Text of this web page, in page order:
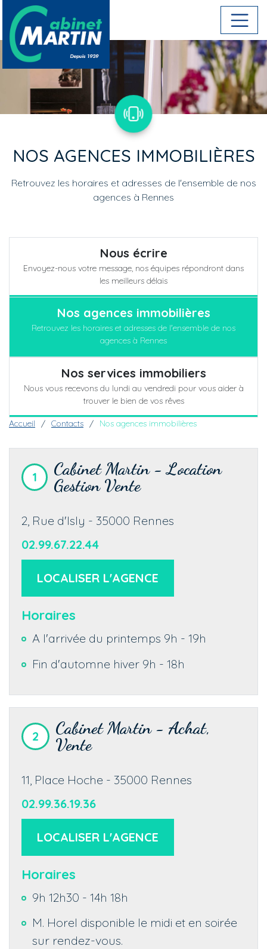
Aller au contenu principal
NOS AGENCES IMMOBILIÈRES
Retrouvez les horaires et adresses de l'ensemble de nos
agences à Rennes
Menu : contactsNous écrire
Envoyez-nous votre message, nos équipes répondront dans
les meilleurs délais
Nos agences immobilières
Retrouvez les horaires et adresses de l'ensemble de nos
agences à Rennes
Nos services immobiliers
Nous vous recevons du lundi au vendredi pour vous aider à
trouver le bien de vos rêves
Fil d'Ariane
Accueil Contacts Nos agences immobilières
1
Cabinet Martin - Location
Gestion Vente
2, Rue d'Isly - 35000 Rennes
02.99.67.22.44
LOCALISER L'AGENCE
Horaires
A l'arrivée du printemps 9h - 19h
Fin d'automne hiver 9h - 18h
2
Cabinet Martin - Achat,
Vente
11, Place Hoche - 35000 Rennes
02.99.36.19.36
LOCALISER L'AGENCE
Horaires
9h 12h30 - 14h 18h
M. Horel disponible le midi et en soirée
sur rendez-vous.